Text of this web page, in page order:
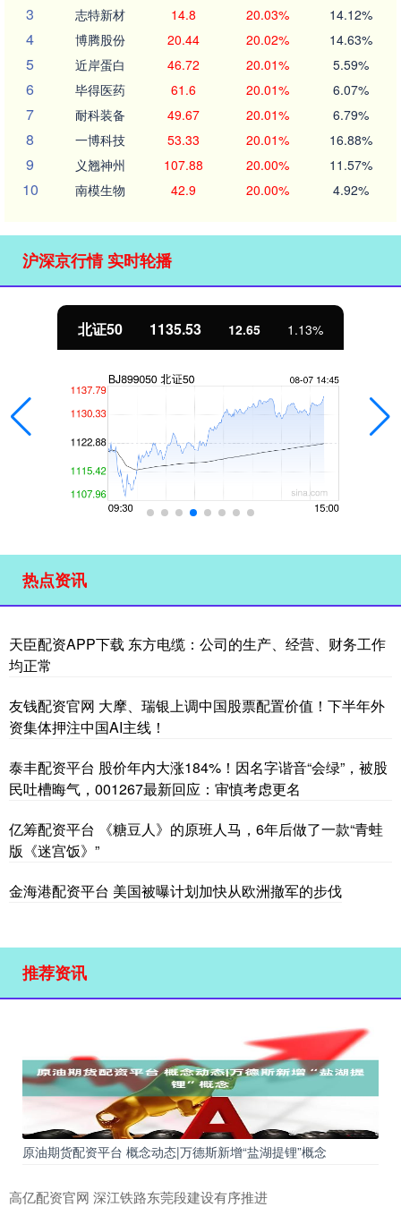
3 志特新材 14.8 20.03% 14.12%
4 博腾股份 20.44 20.02% 14.63%
5 近岸蛋白 46.72 20.01% 5.59%
6 毕得医药 61.6 20.01% 6.07%
7 耐科装备 49.67 20.01% 6.79%
8 一博科技 53.33 20.01% 16.88%
9 义翘神州 107.88 20.00% 11.57%
10 南模生物 42.9 20.00% 4.92%
沪深京行情 实时轮播
北证50 1135.53 12.65 1.13%
热点资讯
天臣配资APP下载 东方电缆：公司的生产、经营、财务工作
均正常
友钱配资官网 大摩、瑞银上调中国股票配置价值！下半年外
资集体押注中国AI主线！
泰丰配资平台 股价年内大涨184%！因名字谐音“会绿”，被股
民吐槽晦气，001267最新回应：审慎考虑更名
亿筹配资平台 《糖豆人》的原班人马，6年后做了一款“青蛙
版《迷宫饭》”
金海港配资平台 美国被曝计划加快从欧洲撤军的步伐
推荐资讯
原油期货配资平台 概念动态|万德斯新增“盐湖提锂”概念
高亿配资官网 深江铁路东莞段建设有序推进